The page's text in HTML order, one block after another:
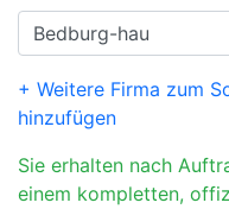
+ Weitere Firma zum
hinzufügen
Sie erhalten nach
einem kompletten,